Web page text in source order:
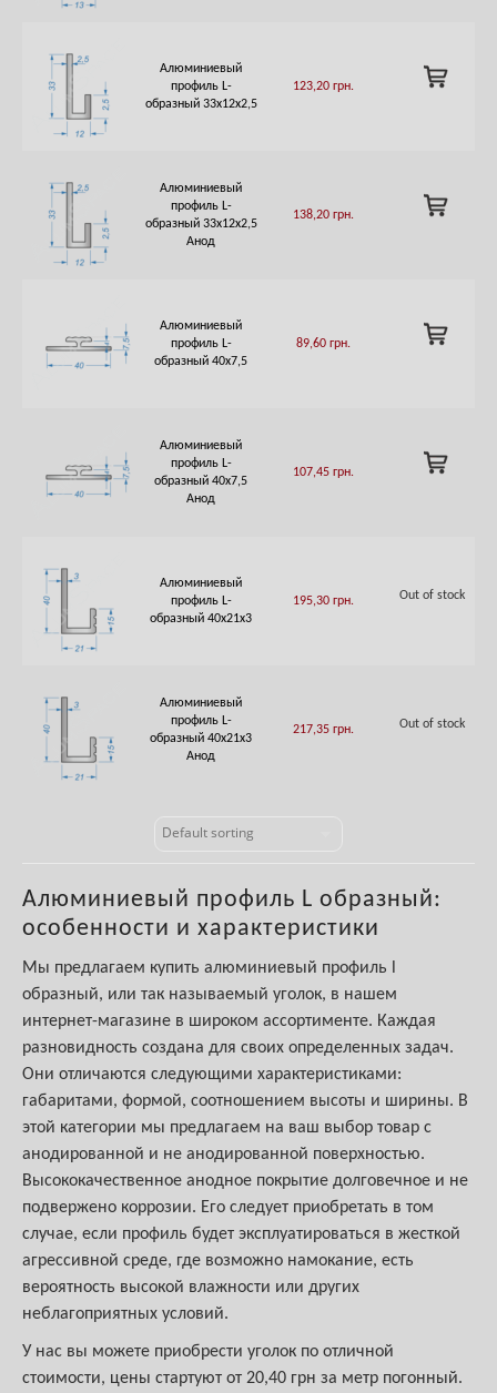
Алюминиевый профиль L образный:
особенности и характеристики
Мы предлагаем купить алюминиевый профиль l
образный, или так называемый уголок, в нашем
интернет-магазине в широком ассортименте. Каждая
разновидность создана для своих определенных задач.
Они отличаются следующими характеристиками:
габаритами, формой, соотношением высоты и ширины. В
этой категории мы предлагаем на ваш выбор товар с
анодированной и не анодированной поверхностью.
Высококачественное анодное покрытие долговечное и не
подвержено коррозии. Его следует приобретать в том
случае, если профиль будет эксплуатироваться в жесткой
агрессивной среде, где возможно намокание, есть
вероятность высокой влажности или других
неблагоприятных условий.
У нас вы можете приобрести уголок по отличной
стоимости, цены стартуют от 20,40 грн за метр погонный.
Алюминиевый
профиль L-
образный 33х12х2,5
123,20 грн.
ADD
TO
Алюминиевый
профиль L-
образный 33х12х2,5
Анод
138,20 грн.
ADD
TO
Алюминиевый
профиль L-
образный 40х7,5
89,60 грн.
ADD
TO
Алюминиевый
профиль L-
образный 40х7,5
Анод
107,45 грн.
ADD
TO
Алюминиевый
профиль L-
образный 40х21х3
195,30 грн. Out of stock
Алюминиевый
профиль L-
образный 40х21х3
Анод
217,35 грн. Out of stock